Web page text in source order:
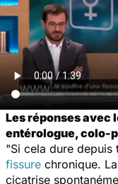
Les réponses avec
entérologue, colo-
"Si cela dure depuis
fissure chronique.
cicatrise